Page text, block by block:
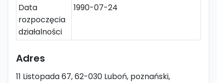
Data
rozpoczęcia
działalności
1990-07-24
Adres
11 Listopada 67, 62-030 Luboń, poznański,